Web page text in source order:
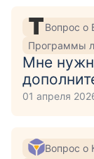
Вопрос о
Программы
Мне
01 апреля
Вопрос о